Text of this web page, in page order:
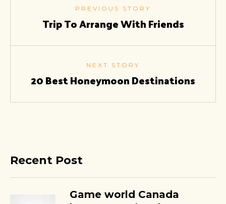
PREVIOUS STORY
Trip To Arrange With Friends
NEXT STORY
20 Best Honeymoon Destinations
Recent Post
Game world Canada